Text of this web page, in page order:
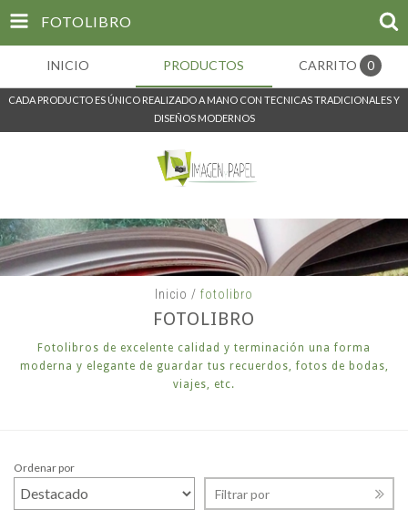
FOTOLIBRO
INICIO PRODUCTOS CARRITO 0
CADA PRODUCTO ES ÚNICO REALIZADO A MANO CON TECNICAS TRADICIONALES Y
DISEÑOS MODERNOS
Inicio / fotolibro
FOTOLIBRO
Fotolibros de excelente calidad y terminación una forma
moderna y elegante de guardar tus recuerdos, fotos de bodas,
viajes, etc.
Ordenar por
Filtrar por